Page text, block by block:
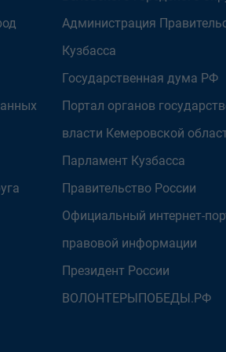
Администрация
Кузбасса
Государственная дума РФ
Портал органов
власти Кемеровской
Парламент Кузбасса
Правительство России
Официальный интернет-
правовой информации
Президент России
ВОЛОНТЕРЫПОБЕДЫ.РФ